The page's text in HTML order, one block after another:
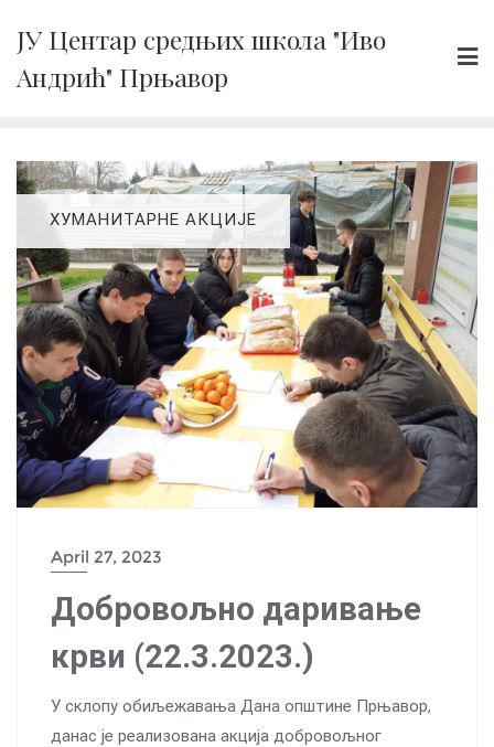
content
ЈУ Центар средњих школа "Иво
Андрић" Прњавор
ХУМАНИТАРНЕ AКЦИЈЕ
April 27, 2023
Добровољно даривање
крви (22.3.2023.)
У склопу обиљежавања Дана општине Прњавор,
данас је реализована акција добровољног